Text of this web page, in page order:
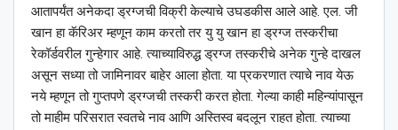
आतापर्यंत अनेकदा ड्रग्जची विक्री केल्याचे उघडकीस आले आहे. एल. जी
खान हा कॅरिअर म्हणून काम करतो तर यु यु खान हा ड्रग्ज तस्करीचा
रेकॉर्डवरील गुन्हेगार आहे. त्याच्याविरुद्ध ड्रग्ज तस्करीचे अनेक गुन्हे दाखल
असून सध्या तो जामिनावर बाहेर आला होता. या प्रकरणात त्याचे नाव येऊ
नये म्हणून तो गुप्तपणे ड्रग्जची तस्करी करत होता. गेल्या काही महिन्यांपासून
तो माहीम परिसरात स्वतचे नाव आणि अस्तिस्व बदलून राहत होता. त्याच्या